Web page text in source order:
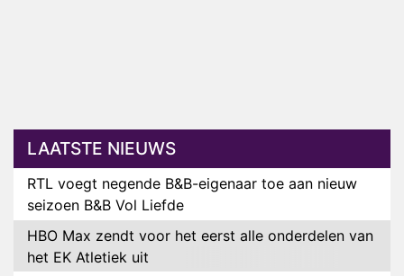
LAATSTE NIEUWS
RTL voegt negende B&B-eigenaar toe aan nieuw
seizoen B&B Vol Liefde
HBO Max zendt voor het eerst alle onderdelen van
het EK Atletiek uit